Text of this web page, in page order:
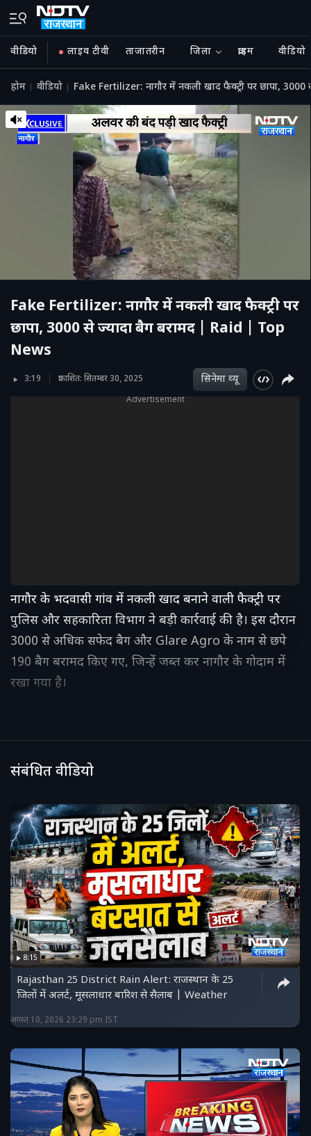
वीडियो लाइव टीवी ताजातरीन जिला क्राइम वीडियो
होम वीडियो Fake Fertilizer: नागौर में नकली खाद फैक्ट्री पर छापा,
Fake Fertilizer: नागौर में नकली खाद फैक्ट्री पर
छापा, 3000 से ज्यादा बैग बरामद | Raid | Top
News
3:19 प्रकाशित: सितम्बर 30, 2025 सिनेमा व्‍यू
Advertisement
नागौर के भदवासी गांव में नकली खाद बनाने वाली फैक्ट्री पर
पुलिस और सहकारिता विभाग ने बड़ी कार्रवाई की है। इस दौरान
3000 से अधिक सफेद बैग और Glare Agro के नाम से छपे
190 बैग बरामद किए गए, जिन्हें जब्त कर नागौर के गोदाम में
रखा गया है।
संबंधित वीडियो
8:15
Rajasthan 25 District Rain Alert: राजस्थान के 25
जिलों में अलर्ट, मूसलाधार बारिश से सैलाब | Weather
अगस्त 10, 2026 23:29 pm IST